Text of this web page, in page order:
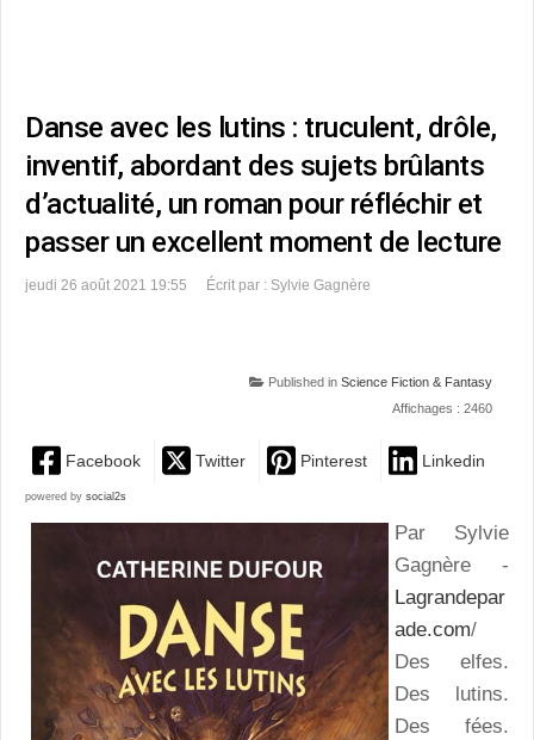
Danse avec les lutins : truculent, drôle,
inventif, abordant des sujets brûlants
d’actualité, un roman pour réfléchir et
passer un excellent moment de lecture
jeudi 26 août 2021 19:55 Écrit par : Sylvie Gagnère
Published in Science Fiction & Fantasy
Affichages : 2460
Facebook Twitter Pinterest Linkedin
powered by social2s
Par Sylvie
Gagnère -
Lagrandepar
ade.com/
Des elfes.
Des lutins.
Des fées.